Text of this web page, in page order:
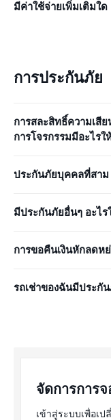
มีค่าใช้จ่ายเพิ่มเติมใ
การประกันภัย
การสละสิทธิ์ความเสี
การโจรกรรมมีอะไรใ
ประกันภัยบุคคลที่สาม
มีประกันภัยอื่นๆ อะไร
การขอคืนเงินหักลดห
รถเช่าของฉันมีประกั
จัดการการ
เข้าสู่ระบบเพื่อเ